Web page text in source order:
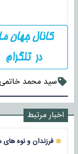
سید محمد خاتمی
اخبار مرتبط
فرزندان و نوه